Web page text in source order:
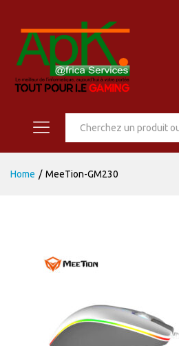
Home / MeeTion-GM230